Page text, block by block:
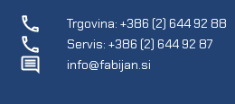
Trgovina: +386 (2) 644 92 88
Servis: +386 (2) 644 92 87
info@fabijan.si